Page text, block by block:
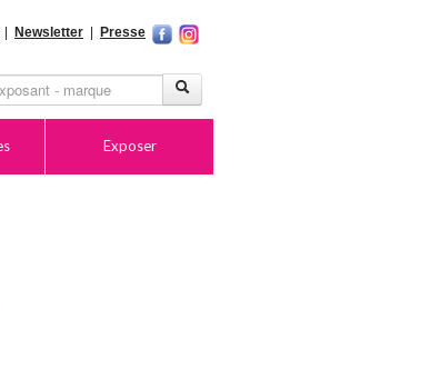
Newsletter Presse
Exposer